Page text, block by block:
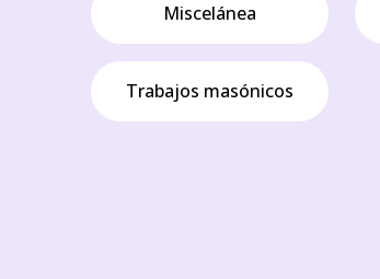
Miscelánea
Trabajos masónicos